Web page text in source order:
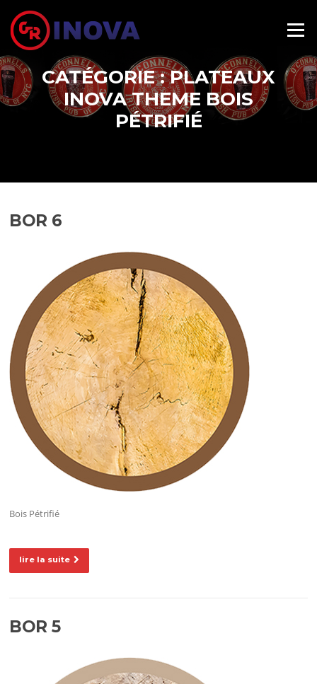
Aller au contenu
Menu
CATÉGORIE : PLATEAUX
INOVA THEME BOIS
PÉTRIFIÉ
BOR 6
Bois Pétrifié
lire la suite
BOR 5